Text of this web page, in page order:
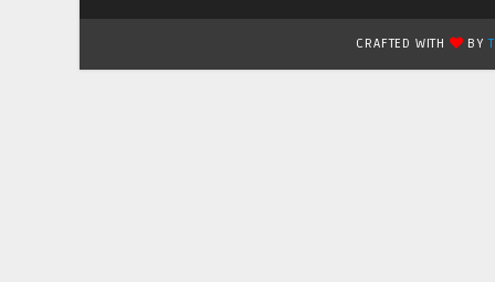
CRAFTED WITH BY